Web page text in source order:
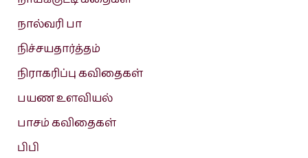
நால்வரி பா
நிச்சயதார்த்தம்
நிராகரிப்பு கவிதைகள்
பயண உளவியல்
பாசம் கவிதைகள்
பிபி